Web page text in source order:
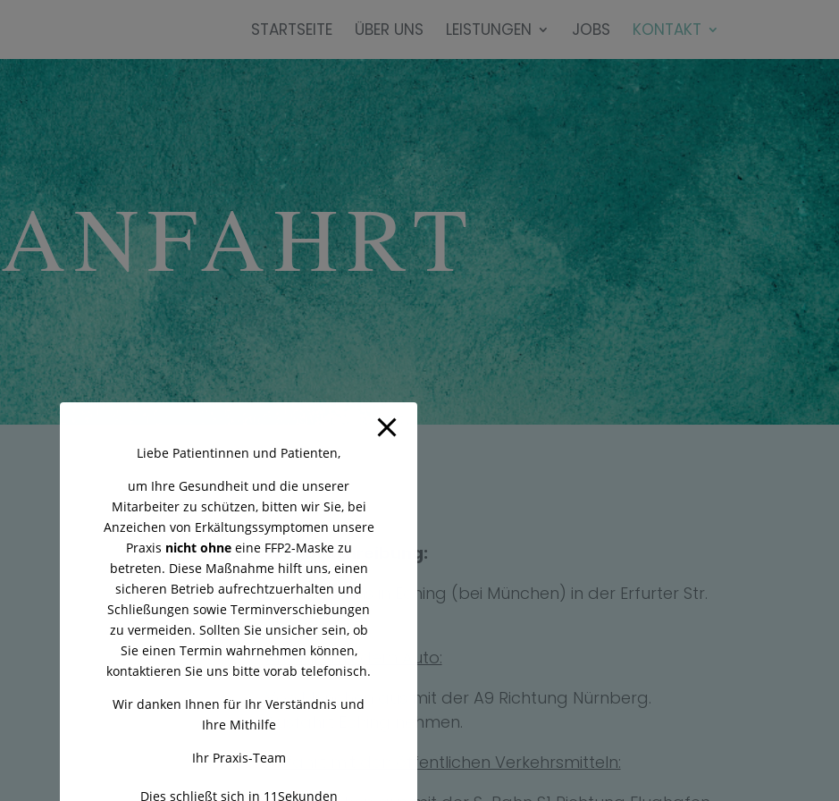
STARTSEITE ÜBER UNS LEISTUNGEN JOBS KONTAKT
ANFAHRT
Wegbeschreibung:
Sie finden uns in Eching (bei München) in der Erfurter Str.
31
Anfahrt mit dem Auto:
Von München aus mit der A9 Richtung Nürnberg.
Ausfahrt Eching nehmen.
Anfahrt mit den öffentlichen Verkehrsmitteln:
Liebe Patientinnen und Patienten,
um Ihre Gesundheit und die unserer
Mitarbeiter zu schützen, bitten wir Sie, bei
Anzeichen von Erkältungssymptomen unsere
Praxis nicht ohneeine FFP2-Maske zu
betreten. Diese Maßnahme hilft uns, einen
sicheren Betrieb aufrechtzuerhalten und
Schließungen sowie Terminverschiebungen
zu vermeiden. Sollten Sie unsicher sein, ob
Sie einen Termin wahrnehmen können,
kontaktieren Sie uns bitte vorab telefonisch.
Wir danken Ihnen für Ihr Verständnis und
Ihre Mithilfe
Ihr Praxis-Team
Dies schließt sich in 10Sekunden